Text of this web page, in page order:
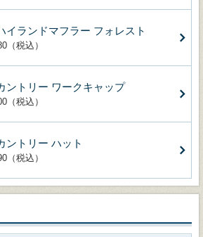
イランドマフラー フォレスト
（税込）
ントリー ワークキャップ
（税込）
ントリー ハット
（税込）